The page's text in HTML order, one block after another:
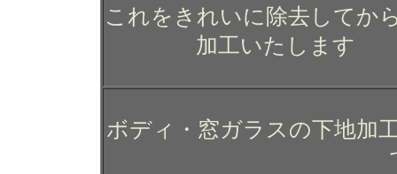
これをきれいに除去してか
加工いたします
ボディ・窓ガラスの下地加